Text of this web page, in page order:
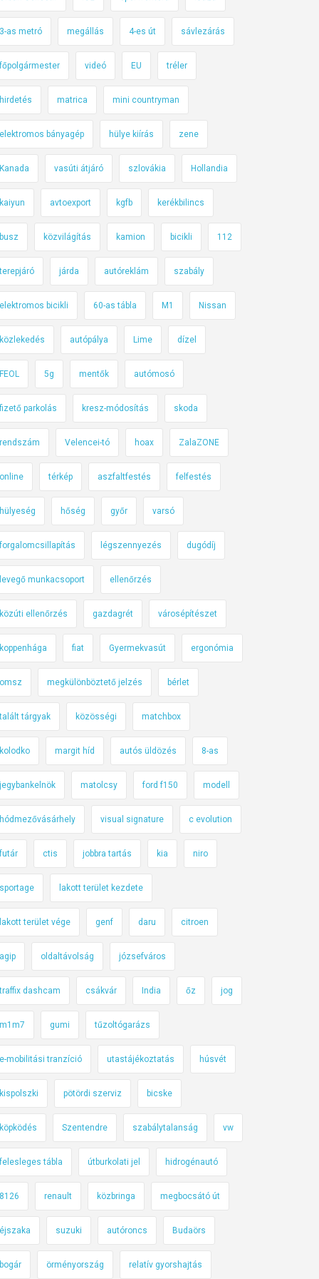
3-as metró megállás 4-es út sávlezárás
főpolgármester videó EU tréler
hirdetés matrica mini countryman
elektromos bányagép hülye kiírás zene
Kanada vasúti átjáró szlovákia Hollandia
kaiyun avtoexport kgfb kerékbilincs
busz közvilágítás kamion bicikli 112
terepjáró járda autóreklám szabály
elektromos bicikli 60-as tábla M1 Nissan
közlekedés autópálya Lime dízel
FEOL 5g mentők autómosó
fizető parkolás kresz-módosítás skoda
rendszám Velencei-tó hoax ZalaZONE
online térkép aszfaltfestés felfestés
hülyeség hőség győr varsó
forgalomcsillapítás légszennyezés dugódíj
levegő munkacsoport ellenőrzés
közúti ellenőrzés gazdagrét városépítészet
koppenhága fiat Gyermekvasút ergonómia
omsz megkülönböztető jelzés bérlet
talált tárgyak közösségi matchbox
kolodko margit híd autós üldözés 8-as
jegybankelnök matolcsy ford f150 modell
hódmezővásárhely visual signature c evolution
futár ctis jobbra tartás kia niro
sportage lakott terület kezdete
lakott terület vége genf daru citroen
agip oldaltávolság józsefváros
traffix dashcam csákvár India őz jog
m1m7 gumi tűzoltógarázs
e-mobilitási tranzíció utastájékoztatás húsvét
kispolszki pötördi szerviz bicske
köpködés Szentendre szabálytalanság vw
felesleges tábla útburkolati jel hidrogénautó
8126 renault közbringa megbocsátó út
éjszaka suzuki autóroncs Budaörs
bogár örményország relatív gyorshajtás